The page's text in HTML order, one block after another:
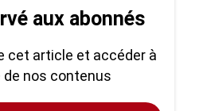
aux abonnés
cet article et accéder à
de nos contenus